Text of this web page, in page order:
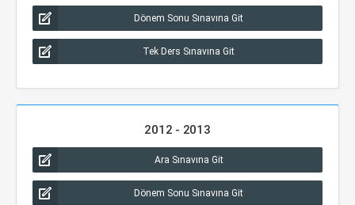
Dönem Sonu Sınavına Git
Tek Ders Sınavına Git
2012 - 2013
Ara Sınavına Git
Dönem Sonu Sınavına Git